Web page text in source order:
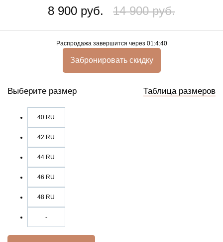
8 900 руб. 14 900 руб.
Распродажа завершится через 01:4:40
Забронировать скидку
Выберите размер Таблица размеров
40 RU
42 RU
44 RU
46 RU
48 RU
-